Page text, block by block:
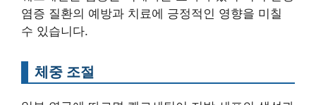
염증 질환의 예방과 치료에 긍정적인 영향을 미칠
수 있습니다.
체중 조절